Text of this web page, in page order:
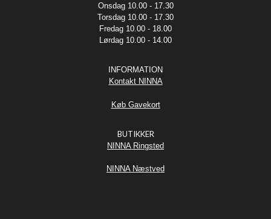
Onsdag 10.00 - 17.30
Torsdag 10.00 - 17.30
Fredag 10.00 - 18.00
Lørdag 10.00 - 14.00
INFORMATION
Kontakt NINNA
Køb Gavekort
BUTIKKER
NINNA Ringsted
NINNA Næstved